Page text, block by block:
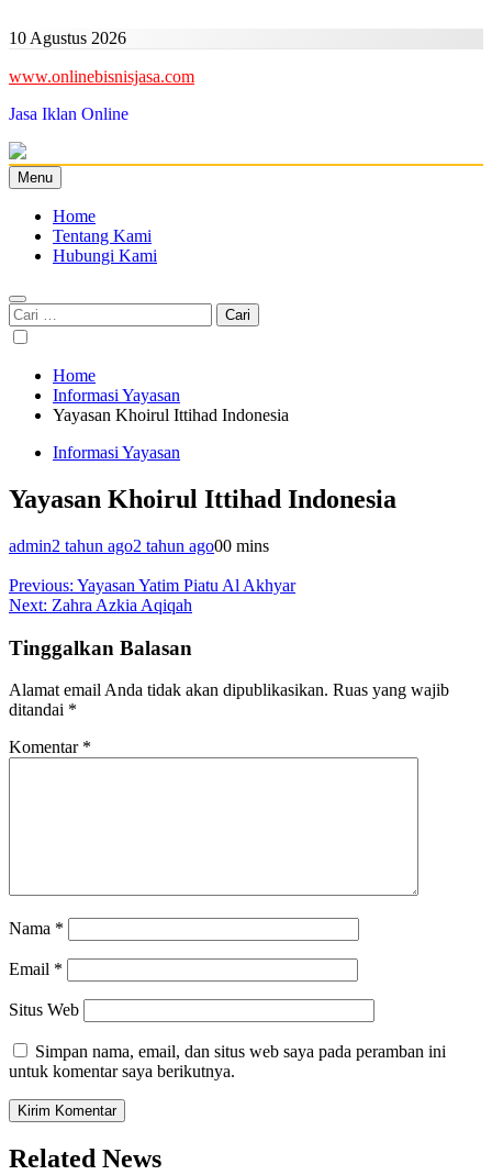
to
10 Agustus 2026
www.onlinebisnisjasa.com
Jasa Iklan Online
Menu
Home
Tentang Kami
Hubungi Kami
Cari
untuk:
Home
Informasi Yayasan
Yayasan Khoirul Ittihad Indonesia
Informasi Yayasan
Yayasan Khoirul Ittihad Indonesia
admin2 tahun ago2 tahun ago00 mins
Navigasi
pos
Previous: Yayasan Yatim Piatu Al Akhyar
Next: Zahra Azkia Aqiqah
Tinggalkan Balasan
Alamat email Anda tidak akan dipublikasikan. Ruas yang wajib
ditandai *
Komentar *
Nama *
Email *
Situs Web
Simpan nama, email, dan situs web saya pada peramban ini
untuk komentar saya berikutnya.
Related News